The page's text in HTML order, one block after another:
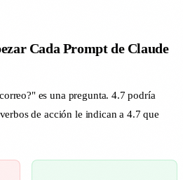
Cada Prompt de Claude
es una pregunta. 4.7 podría
de acción le indican a 4.7 que